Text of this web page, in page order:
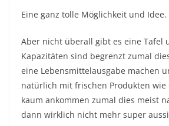
Eine ganz tolle Möglichkeit und Idee.
Aber nicht überall gibt es eine Tafel
Kapazitäten sind begrenzt zumal
eine Lebensmittelausgabe machen
natürlich mit frischen Produkten wie
kaum ankommen zumal dies meist
dann wirklich nicht mehr super